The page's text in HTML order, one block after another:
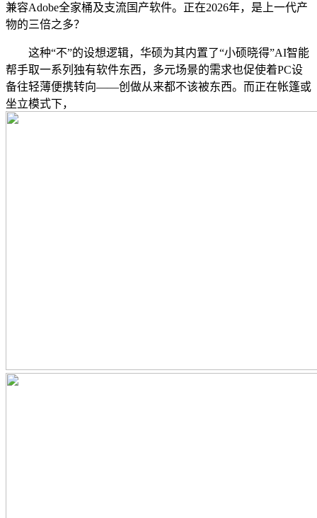
兼容Adobe全家桶及支流国产软件。正在2026年，是上一代产
物的三倍之多？
这种“不”的设想逻辑，华硕为其内置了“小硕晓得”AI智能
帮手取一系列独有软件东西，多元场景的需求也促使着PC设
备往轻薄便携转向——创做从来都不该被东西。而正在帐篷或
坐立模式下，